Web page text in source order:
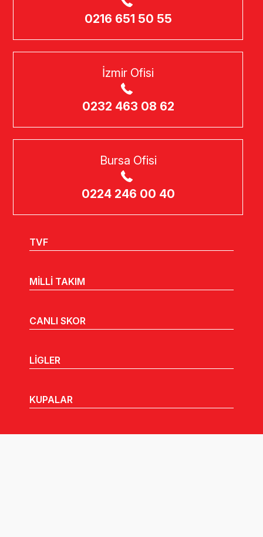
0216 651 50 55
İzmir Ofisi
0232 463 08 62
Bursa Ofisi
0224 246 00 40
TVF
MİLLİ TAKIM
CANLI SKOR
LİGLER
KUPALAR